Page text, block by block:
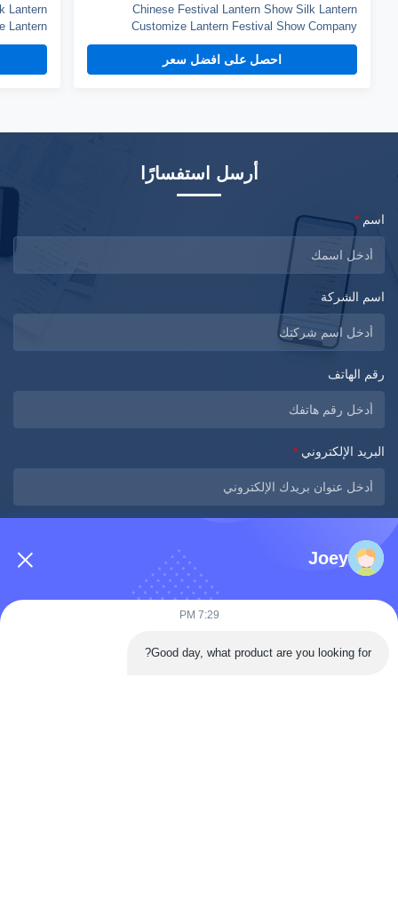
Chinese Festival Lantern Show Silk Lantern
Customize Lantern Festival Show Company
introduction Zigong City Red Tiger Culture & Art
Co.,Ltd was established in early 2016, which is
located in the hometown of dinosaurs-- Zigong City,
احصل على افضل سعر
Lantern
Lantern
Zigong
to the
أرسل استفسارًا
اسم *
اسم الشركة
رقم الهاتف
البريد الإلكتروني *
Joey
7:29 PM
Good day, what product are you looking for?